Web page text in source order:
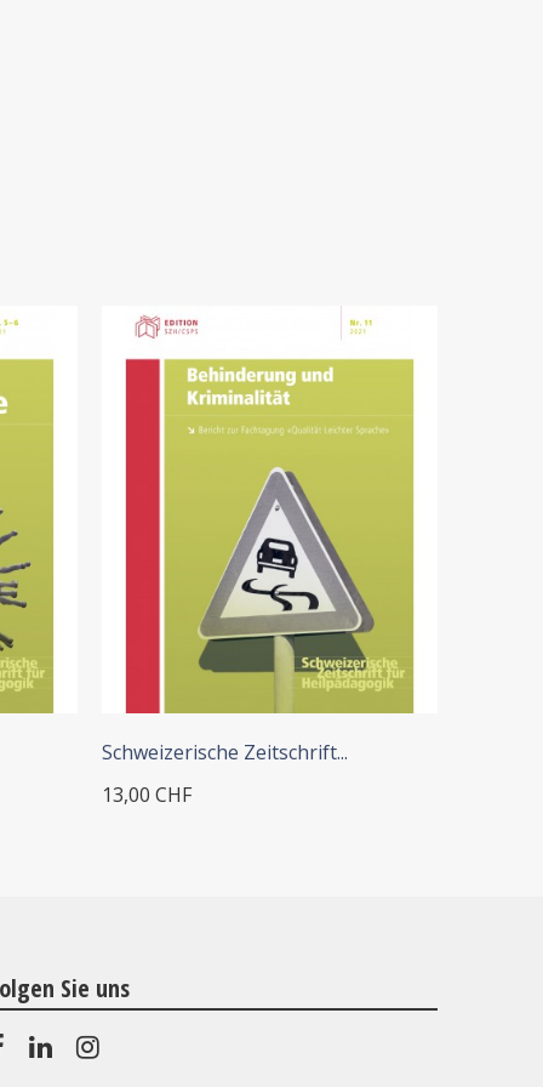
Schweizerische Zeitschrift...
13,00 CHF
Sie uns